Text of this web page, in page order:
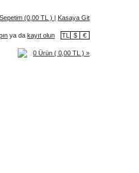
(0,00 TL ) | Kasaya Git
ya da kayıt olun TL $ €
0 Ürün ( 0,00 TL ) »